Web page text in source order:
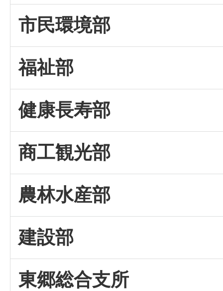
市民環境部
福祉部
健康長寿部
商工観光部
農林水産部
建設部
東郷総合支所